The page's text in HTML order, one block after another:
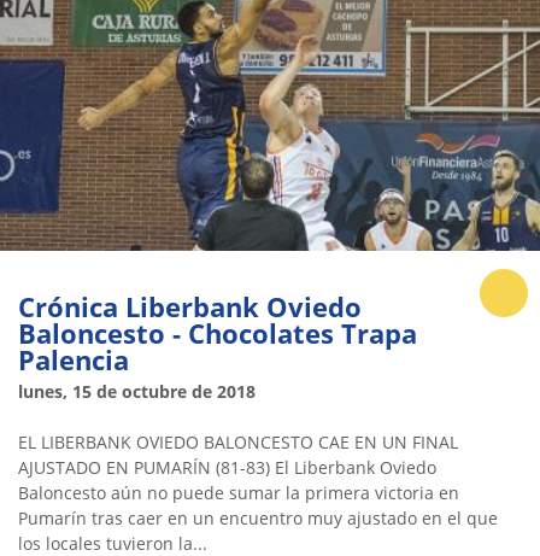
Crónica Liberbank Oviedo
Baloncesto - Chocolates Trapa
Palencia
lunes, 15 de octubre de 2018
EL LIBERBANK OVIEDO BALONCESTO CAE EN UN FINAL
AJUSTADO EN PUMARÍN (81-83) El Liberbank Oviedo
Baloncesto aún no puede sumar la primera victoria en
Pumarín tras caer en un encuentro muy ajustado en el que
los locales tuvieron la...